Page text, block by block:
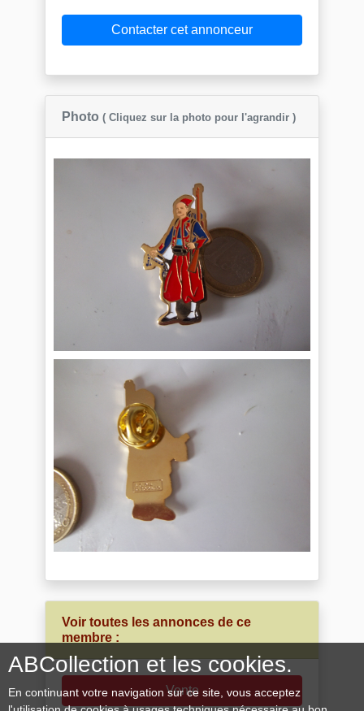
Contacter cet annonceur
Photo ( Cliquez sur la photo pour l'agrandir )
Voir toutes les annonces de ce
membre :
Vente
ABCollection et les cookies.
En continuant votre navigation sur ce site, vous acceptez